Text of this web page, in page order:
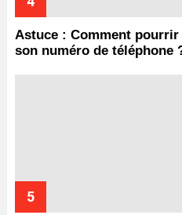
Astuce : Comment pourrir
son numéro de téléphone